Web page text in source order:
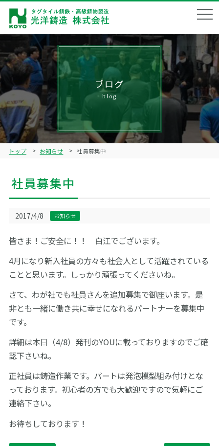
会社概要
Corporate profile
企業理念
Philosophy
製品ラインナップ
鋳造技術
Technical
品質管理
English お問い合わせ
ブログ
blog
トップ お知らせ 社員募集中
社員募集中
2017/4/8 お知らせ
皆さま！ご安全に！！ 白江でございます。
4月になり新入社員の方々も社会人として活躍されている
ことと思います。しっかり頑張ってくださいね。
さて、わが社でも社員さんを追加募集で御座います。是
非とも一緒に働き共に幸せになれるパートナーを募集中
です。
詳細は本日（4/8）発刊のYOUに載っておりますのでご確
認下さいね。
正社員は鋳造作業です。パートは発泡模型組み付けとな
っております。初心者の方でも大歓迎ですので気軽にご
連絡下さい。
お待ちしております！